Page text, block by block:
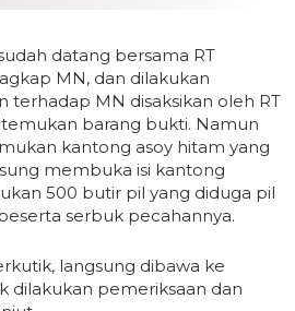
datang bersama RT
MN, dan dilakukan
terhadap MN disaksikan oleh RT
barang bukti. Namun
kantong asoy hitam yang
membuka isi kantong
500 butir pil yang diduga pil
serbuk pecahannya.
langsung dibawa ke
dilakukan pemeriksaan dan